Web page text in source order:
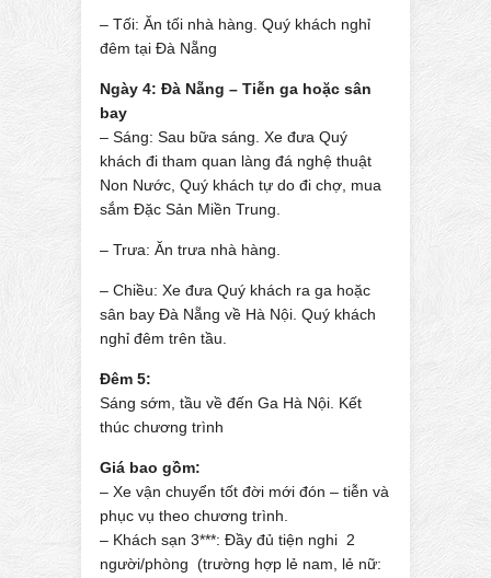
– Tối: Ăn tối nhà hàng. Quý khách nghỉ
đêm tại Đà Nẵng
Ngày 4: Đà Nẵng – Tiễn ga hoặc sân
bay
– Sáng: Sau bữa sáng. Xe đưa Quý
khách đi tham quan làng đá nghệ thuật
Non Nước, Quý khách tự do đi chợ, mua
sắm Đặc Sản Miền Trung.
– Trưa: Ăn trưa nhà hàng.
– Chiều: Xe đưa Quý khách ra ga hoặc
sân bay Đà Nẵng về Hà Nội. Quý khách
nghỉ đêm trên tầu.
Đêm 5:
Sáng sớm, tầu về đến Ga Hà Nội. Kết
thúc chương trình
Giá bao gồm:
– Xe vận chuyển tốt đời mới đón – tiễn và
phục vụ theo chương trình.
– Khách sạn 3***: Đầy đủ tiện nghi 2
người/phòng (trường hợp lẻ nam, lẻ nữ: